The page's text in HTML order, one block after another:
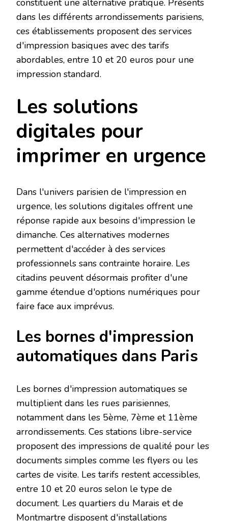
dans les différents arrondissements parisiens,
ces établissements proposent des services
d'impression basiques avec des tarifs
abordables, entre 10 et 20 euros pour une
impression standard.
Les solutions
digitales pour
imprimer en urgence
Dans l'univers parisien de l'impression en
urgence, les solutions digitales offrent une
réponse rapide aux besoins d'impression le
dimanche. Ces alternatives modernes
permettent d'accéder à des services
professionnels sans contrainte horaire. Les
citadins peuvent désormais profiter d'une
gamme étendue d'options numériques pour
faire face aux imprévus.
Les bornes d'impression
automatiques dans Paris
Les bornes d'impression automatiques se
multiplient dans les rues parisiennes,
notamment dans les 5ème, 7ème et 11ème
arrondissements. Ces stations libre-service
proposent des impressions de qualité pour les
documents simples comme les flyers ou les
cartes de visite. Les tarifs restent accessibles,
entre 10 et 20 euros selon le type de
document. Les quartiers du Marais et de
Montmartre disposent d'installations